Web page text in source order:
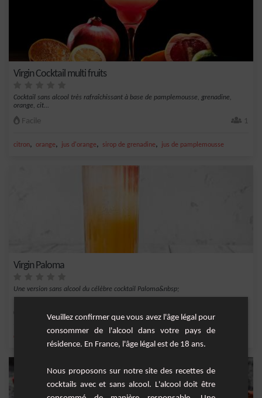
Virgin Cocktail multi fruits
Cocktail sans alcool très rafraîchissant à base de pamplemousse, grenadine,
orange, cit...
Facile 1
citron, orange, jus d'orange, sirop de grenadine, jus de pamplemousse
Virgin Paloma
Une version sans alcool du célèbre cocktail Paloma&nbsp;
citron pamplemousse
Veuillez confirmer que vous avez l'âge légal pour
consommer de l'alcool dans votre pays de
résidence. En France, l'âge légal est de 18 ans.
Nous proposons sur notre site des recettes de
cocktails avec et sans alcool. L'alcool doit être